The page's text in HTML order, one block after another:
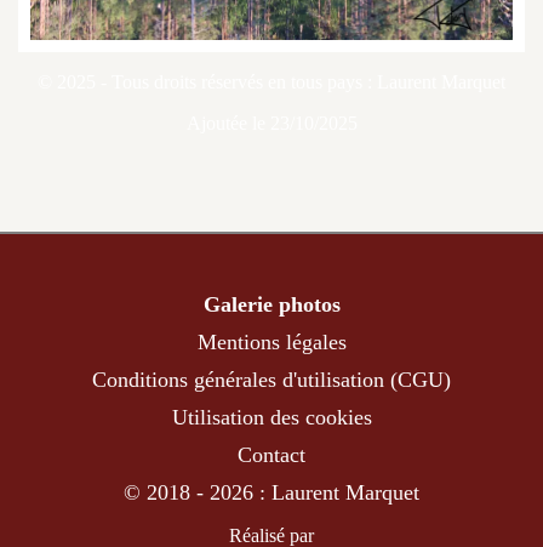
Galerie photos
Mentions légales
Conditions générales d'utilisation (CGU)
Utilisation des cookies
Contact
© 2018 - 2026 : Laurent Marquet
Réalisé par